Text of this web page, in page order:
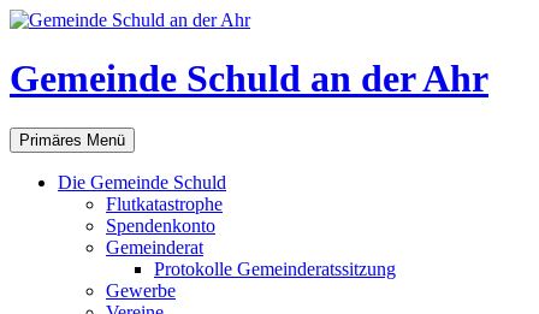
Gemeinde Schuld an der Ahr
Suchen
Primäres Menü Zum
Inhalt
springen
Die Gemeinde Schuld
Flutkatastrophe
Spendenkonto
Gemeinderat
Protokolle Gemeinderatssitzung
Gewerbe